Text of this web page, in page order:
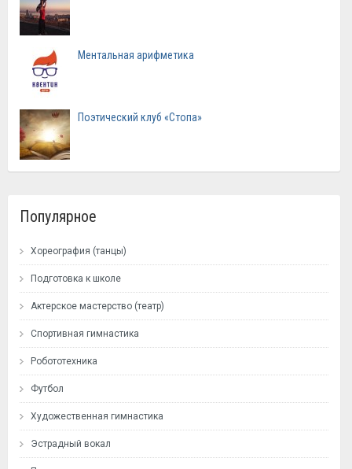
Ментальная арифметика
Поэтический клуб «Стопа»
Популярное
Хореография (танцы)
Подготовка к школе
Актерское мастерство (театр)
Спортивная гимнастика
Робототехника
Футбол
Художественная гимнастика
Эстрадный вокал